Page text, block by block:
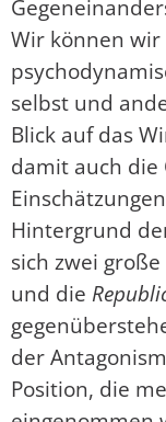
Wir können
selbst und
Blick auf das
damit auch
Hintergrund
sich zwei
und die
der
Position, die